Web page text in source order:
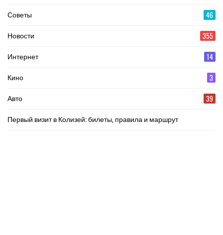
Советы 46
Новости 355
Интернет 14
Кино 3
Авто 39
Первый визит в Колизей: билеты, правила и маршрут